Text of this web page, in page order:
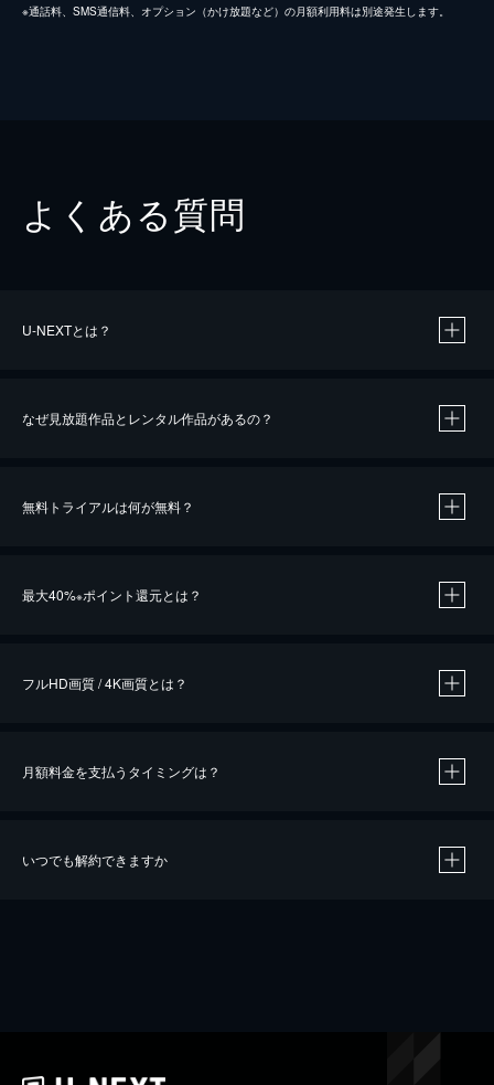
※通話料、SMS通信料、オプション（かけ放題など）の月額利用料は別途発生します。
よくある質問
U-NEXTとは？
なぜ見放題作品とレンタル作品があるの？
無料トライアルは何が無料？
最大40%※ポイント還元とは？
※40％ポイント還元の対象は、クレジットカード決済による作品の購入 / レンタルです。
iOSアプリのUコイン決済による作品の購入 / レンタルは、20％のポイント還元です。
フルHD画質 / 4K画質とは？
月額料金を支払うタイミングは？
いつでも解約できますか